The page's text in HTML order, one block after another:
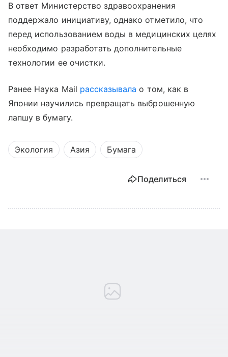
В ответ Министерство здравоохранения
поддержало инициативу, однако отметило, что
перед использованием воды в медицинских целях
необходимо разработать дополнительные
технологии ее очистки.
Ранее Наука Mail рассказывала о том, как в
Японии научились превращать выброшенную
лапшу в бумагу.
Экология Азия Бумага
Поделиться